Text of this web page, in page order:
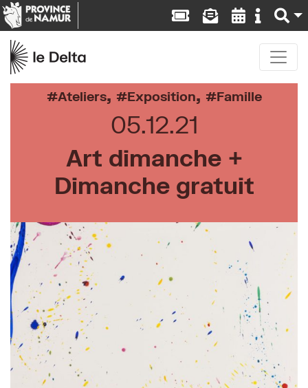
Ateliers, Exposition, Famille
05.12.21
Art dimanche +
Dimanche gratuit